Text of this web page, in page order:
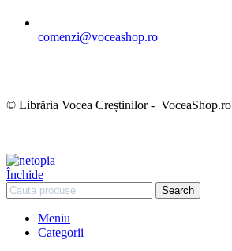
comenzi@voceashop.ro
© Librăria Vocea Creștinilor - VoceaShop.ro
Închide
Search
Meniu
Categorii